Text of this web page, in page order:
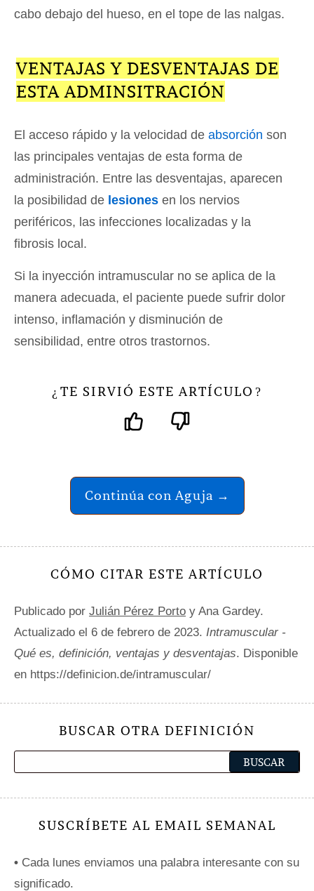
cabo debajo del hueso, en el tope de las nalgas.
VENTAJAS Y DESVENTAJAS DE
ESTA ADMINSITRACIÓN
El acceso rápido y la velocidad de absorción son
las principales ventajas de esta forma de
administración. Entre las desventajas, aparecen
la posibilidad de lesiones en los nervios
periféricos, las infecciones localizadas y la
fibrosis local.
Si la inyección intramuscular no se aplica de la
manera adecuada, el paciente puede sufrir dolor
intenso, inflamación y disminución de
sensibilidad, entre otros trastornos.
¿ TE SIRVIÓ ESTE ARTÍCULO ?
Continúa con Aguja →
CÓMO CITAR ESTE ARTÍCULO
Publicado por Julián Pérez Porto y Ana Gardey.
Actualizado el 6 de febrero de 2023. Intramuscular -
Qué es, definición, ventajas y desventajas. Disponible
en https://definicion.de/intramuscular/
BUSCAR OTRA DEFINICIÓN
SUSCRÍBETE AL EMAIL SEMANAL
• Cada lunes enviamos una palabra interesante con su
significado.